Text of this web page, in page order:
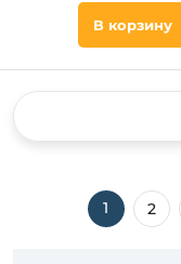
В корзину
1 2